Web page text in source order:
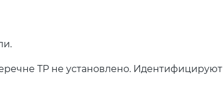
ТР не установлено. Идентифицируют